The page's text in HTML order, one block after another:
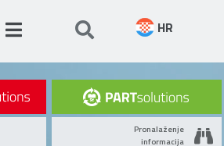
HR
Pronalaženje
informacija